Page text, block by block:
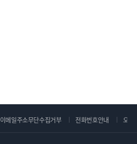
이메일주소무단수집거부 전화번호안내 오시